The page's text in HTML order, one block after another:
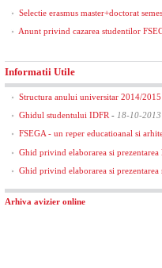
Selectie erasmus master+doctorat
Anunt privind cazarea studentilor
Informatii Utile
Structura anului universitar 2014/2015
Ghidul studentului IDFR - 18-10-2013
FSEGA - un reper educatioanal si
Ghid privind elaborarea si
Ghid privind elaborarea si
Arhiva avizier online